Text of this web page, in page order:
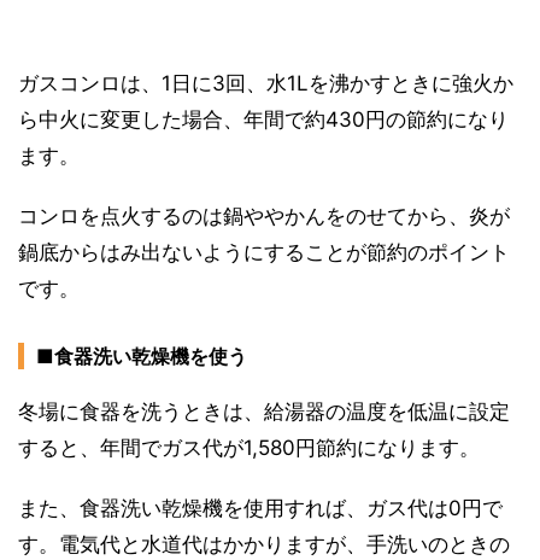
ガスコンロは、1日に3回、水1Lを沸かすときに強火か
ら中火に変更した場合、年間で約430円の節約になり
ます。
コンロを点火するのは鍋ややかんをのせてから、炎が
鍋底からはみ出ないようにすることが節約のポイント
です。
■食器洗い乾燥機を使う
冬場に食器を洗うときは、給湯器の温度を低温に設定
すると、年間でガス代が1,580円節約になります。
また、食器洗い乾燥機を使用すれば、ガス代は0円で
す。電気代と水道代はかかりますが、手洗いのときの